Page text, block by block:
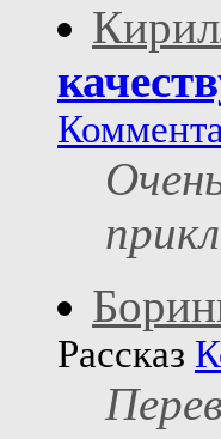
Рассказ